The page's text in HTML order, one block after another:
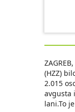
(HZZ)
2.015
avgusta
lani.To